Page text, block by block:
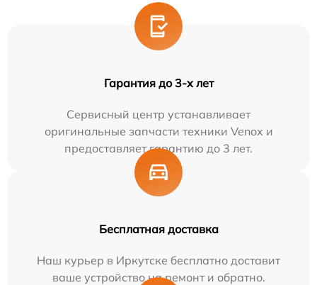
Гарантия до 3-х лет
Сервисный центр устанавливает
оригинальные запчасти техники Venox и
предоставляет гарантию до 3 лет.
Бесплатная доставка
Наш курьер в Иркутске бесплатно доставит
ваше устройство на ремонт и обратно.